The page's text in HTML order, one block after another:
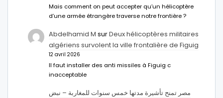
Mais comment on peut accepter qu’un hélicoptère
d’une armée étrangère traverse notre frontière ?
Abdelhamid M surDeux hélicoptères militaires
algériens survolent la ville frontalière de Figuig
12 avril 2026
Il faut installer des anti missiles à Figuig c
inacceptable
مصر تمنح تأشيرة مدتها خمس سنوات للمغاربة – نبض